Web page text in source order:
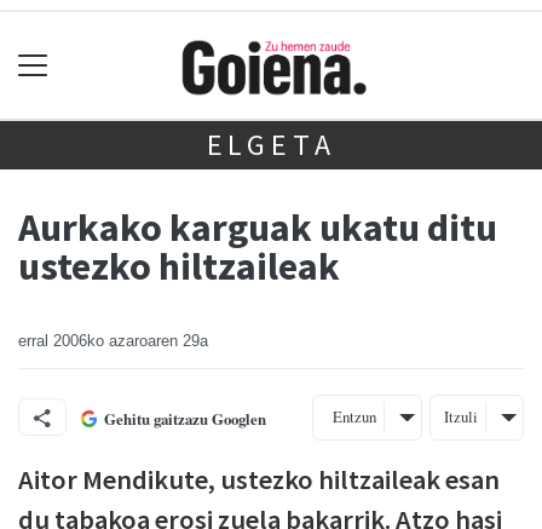
ELGETA
Aurkako karguak ukatu ditu
ustezko hiltzaileak
erral 2006ko azaroaren 29a
Gehitu gaitzazu Googlen Entzun Itzuli
Aitor Mendikute, ustezko hiltzaileak esan
du tabakoa erosi zuela bakarrik. Atzo hasi